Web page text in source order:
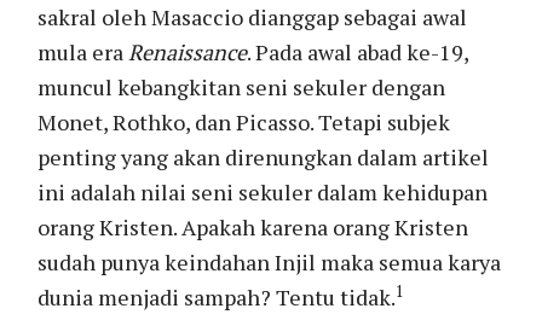
sakral oleh Masaccio dianggap sebagai awal
mula eraRenaissance. Pada awal abad ke-19,
muncul kebangkitan seni sekuler dengan
Monet, Rothko, dan Picasso. Tetapi subjek
penting yang akan direnungkan dalam artikel
ini adalah nilai seni sekuler dalam kehidupan
orang Kristen. Apakah karena orang Kristen
sudah punya keindahan Injil maka semua karya
dunia menjadi sampah? Tentu tidak.1